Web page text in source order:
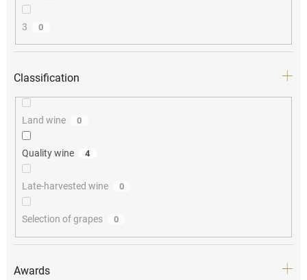
3 0
Classification
Land wine 0
Quality wine 4
Late-harvested wine 0
Selection of grapes 0
Awards